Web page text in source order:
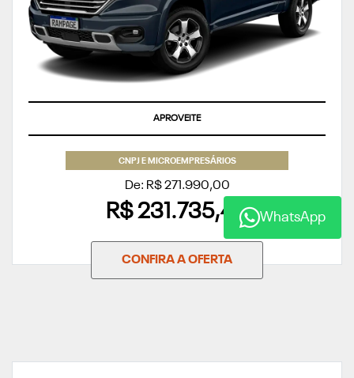
SUPERVALORIZAÇÃO DO SEU SEMINOVO OU TAXA ZERO
CNPJ E MICROEMPRESÁRIOS
De: R$ 271.990,00
R$ 231.735,48
CONFIRA A OFERTA
WhatsApp